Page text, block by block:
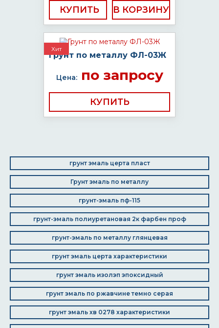
КУПИТЬ
Хит
Грунт по металлу ФЛ-03Ж
Цена:по запросу
КУПИТЬ
грунт эмаль церта пласт
Грунт эмаль по металлу
грунт-эмаль пф-115
грунт-эмаль полиуретановая 2к фарбен проф
грунт-эмаль по металлу глянцевая
грунт эмаль церта характеристики
грунт эмаль изолэп эпоксидный
грунт эмаль по ржавчине темно серая
грунт эмаль хв 0278 характеристики